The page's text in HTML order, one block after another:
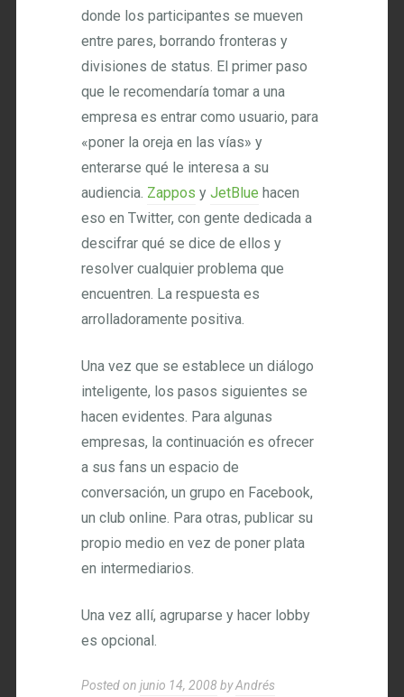
donde los participantes se mueven
entre pares, borrando fronteras y
divisiones de status. El primer paso
que le recomendaría tomar a una
empresa es entrar como usuario, para
«poner la oreja en las vías» y
enterarse qué le interesa a su
audiencia. Zappos yJetBlue hacen
eso en Twitter, con gente dedicada a
descifrar qué se dice de ellos y
resolver cualquier problema que
encuentren. La respuesta es
arrolladoramente positiva.
Una vez que se establece un diálogo
inteligente, los pasos siguientes se
hacen evidentes. Para algunas
empresas, la continuación es ofrecer
a sus fans un espacio de
conversación, un grupo en Facebook,
un club online. Para otras, publicar su
propio medio en vez de poner plata
en intermediarios.
Una vez allí, agruparse y hacer lobby
es opcional.
Posted onjunio 14, 2008 byAndrés